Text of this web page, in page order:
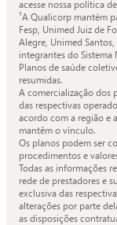
acesse nossa política
¹A Qualicorp mantém
Fesp, Unimed Juiz de
Alegre, Unimed
integrantes do Sistema
Planos de saúde
resumidas.
A comercialização dos
das respectivas
acordo com a região e
mantêm o vínculo.
Os planos podem ser
procedimentos e
Todas as informações
rede de prestadores e
exclusiva das
alterações por parte
as disposições